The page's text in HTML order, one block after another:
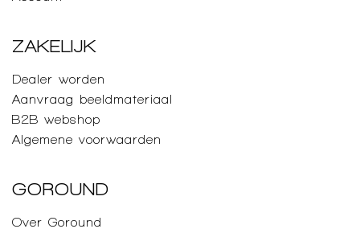
ZAKELIJK
Dealer worden
Aanvraag beeldmateriaal
B2B webshop
Algemene voorwaarden
GOROUND
Over Goround